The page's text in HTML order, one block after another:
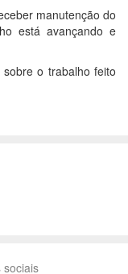
manutenção do
está avançando e
o trabalho feito
sociais